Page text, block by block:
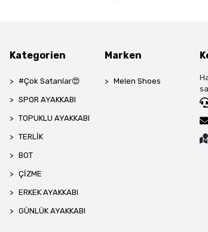
Kategorien
#Çok Satanlar😍
SPOR AYAKKABI
TOPUKLU AYAKKABI
TERLİK
BOT
ÇİZME
ERKEK AYAKKABI
GÜNLÜK AYAKKABI
Marken
Melen Shoes